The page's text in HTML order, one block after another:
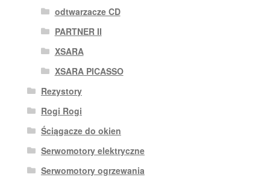
odtwarzacze CD
PARTNER II
XSARA
XSARA PICASSO
Rezystory
Rogi Rogi
Ściągacze do okien
Serwomotory elektryczne
Serwomotory ogrzewania